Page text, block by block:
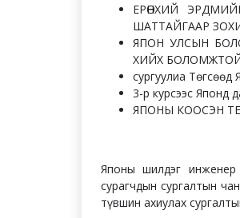
ЕРӨНХИЙ
ШАТТАЙГААР
ЯПОН УЛСЫН
ХИЙХ
сургуулиа Төгсөөд
3-р курсээс Японд
ЯПОНЫ КООСЭН
Японы шилдэг инженер
сурагчдын сургалтын
түвшин ахиулах